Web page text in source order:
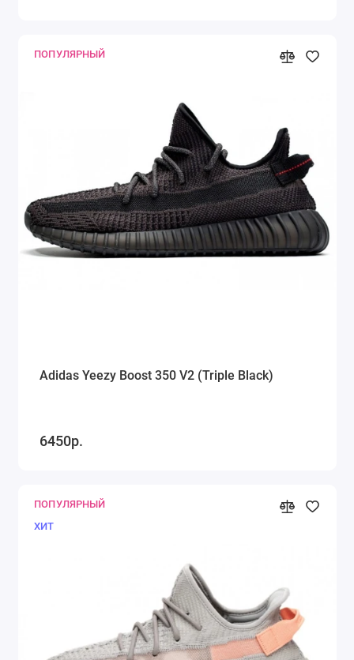
ПОПУЛЯРНЫЙ
Adidas Yeezy Boost 350 V2 (Triple Black)
6450р.
ПОПУЛЯРНЫЙ
ХИТ